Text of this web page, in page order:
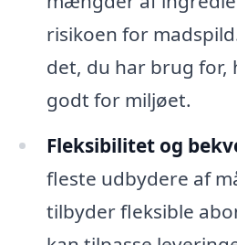
risikoen for
det, du har brug for,
godt for miljøet.
Fleksibilitet og
fleste udbydere af
tilbyder fleksible